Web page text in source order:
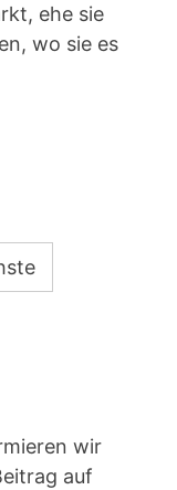
ehe sie
wo sie es
wir
auf